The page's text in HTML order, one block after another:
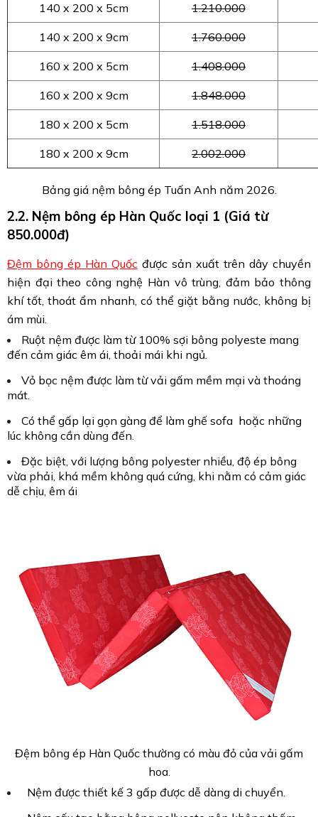
140 x 200 x 5cm 1.210.000
140 x 200 x 9cm 1.760.000
160 x 200 x 5cm 1.408.000
160 x 200 x 9cm 1.848.000
180 x 200 x 5cm 1.518.000
180 x 200 x 9cm 2.002.000
Bảng giá nệm bông ép Tuấn Anh năm 2026.
2.2. Nệm bông ép Hàn Quốc loại 1 (Giá từ
850.000đ)
Đệm bông ép Hàn Quốc được sản xuất trên dây chuyền
hiện đại theo công nghệ Hàn vô trùng, đảm bảo thông
khí tốt, thoát ẩm nhanh, có thể giặt bằng nước, không bị
ám mùi.
Ruột nệm được làm từ 100% sợi bông polyeste mang
đến cảm giác êm ái, thoải mái khi ngủ.
Vỏ bọc nệm được làm từ vải gấm mềm mại và thoáng
mát.
Có thể gấp lại gọn gàng để làm ghế sofa hoặc những
lúc không cần dùng đến.
Đặc biệt, với lượng bông polyester nhiều, độ ép bông
vừa phải, khá mềm không quá cứng, khi nằm có cảm giác
dễ chịu, êm ái
Đệm bông ép Hàn Quốc thường có màu đỏ của vải gấm
hoa.
Nệm được thiết kế 3 gấp được dễ dàng di chuyển.